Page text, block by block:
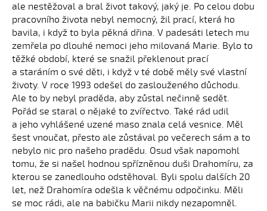
ale nestěžoval a bral život takový, jaký je. Po celou dobu
pracovního života nebyl nemocný, žil prací, která ho
bavila, i když to byla pěkná dřina. V padesáti letech mu
zemřela po dlouhé nemoci jeho milovaná Marie. Bylo to
těžké období, které se snažil překlenout prací
a staráním o své děti, i když v té době měly své vlastní
životy. V roce 1993 odešel do zaslouženého důchodu.
Ale to by nebyl praděda, aby zůstal nečinně sedět.
Pořád se staral o nějaké to zvířectvo. Také rád udil
a jeho vyhlášené uzené maso znala celá vesnice. Měl
šest vnoučat, přesto ale zůstával po večerech sám a to
nebylo nic pro našeho pradědu. Osud však napomohl
tomu, že si našel hodnou spřízněnou duši Drahomíru, za
kterou se zanedlouho odstěhoval. Byli spolu dalších 20
let, než Drahomíra odešla k věčnému odpočinku. Měli
se moc rádi, ale na babičku Marii nikdy nezapomněl.